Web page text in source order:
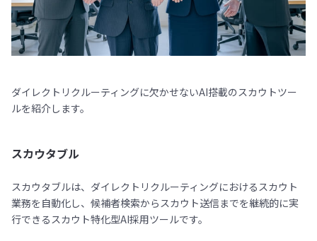
ダイレクトリクルーティングに欠かせないAI搭載のスカウトツー
ルを紹介します。
スカウタブル
スカウタブルは、ダイレクトリクルーティングにおけるスカウト
業務を自動化し、候補者検索からスカウト送信までを継続的に実
行できるスカウト特化型AI採用ツールです。